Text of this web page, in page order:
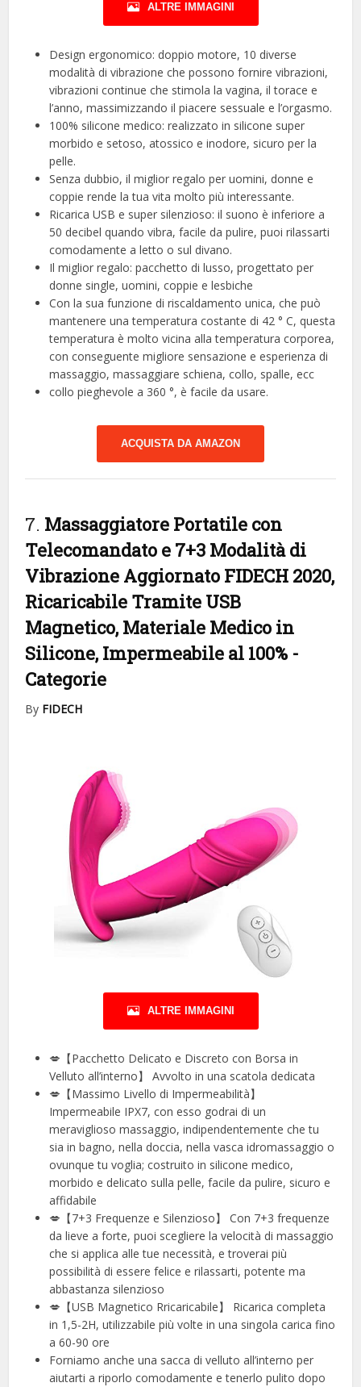
ALTRE IMMAGINI
Design ergonomico: doppio motore, 10 diverse
modalità di vibrazione che possono fornire vibrazioni,
vibrazioni continue che stimola la vagina, il torace e
l’anno, massimizzando il piacere sessuale e l’orgasmo.
100% silicone medico: realizzato in silicone super
morbido e setoso, atossico e inodore, sicuro per la
pelle.
Senza dubbio, il miglior regalo per uomini, donne e
coppie rende la tua vita molto più interessante.
Ricarica USB e super silenzioso: il suono è inferiore a
50 decibel quando vibra, facile da pulire, puoi rilassarti
comodamente a letto o sul divano.
Il miglior regalo: pacchetto di lusso, progettato per
donne single, uomini, coppie e lesbiche
Con la sua funzione di riscaldamento unica, che può
mantenere una temperatura costante di 42 ° C, questa
temperatura è molto vicina alla temperatura corporea,
con conseguente migliore sensazione e esperienza di
massaggio, massaggiare schiena, collo, spalle, ecc
collo pieghevole a 360 °, è facile da usare.
ACQUISTA DA AMAZON
7. Massaggiatore Portatile con
Telecomandato e 7+3 Modalità di
Vibrazione Aggiornato FIDECH 2020,
Ricaricabile Tramite USB
Magnetico, Materiale Medico in
Silicone, Impermeabile al 100% -
Categorie
By FIDECH
ALTRE IMMAGINI
💋【Pacchetto Delicato e Discreto con Borsa in
Velluto all’interno】 Avvolto in una scatola dedicata
💋【Massimo Livello di Impermeabilità】
Impermeabile IPX7, con esso godrai di un
meraviglioso massaggio, indipendentemente che tu
sia in bagno, nella doccia, nella vasca idromassaggio o
ovunque tu voglia; costruito in silicone medico,
morbido e delicato sulla pelle, facile da pulire, sicuro e
affidabile
💋【7+3 Frequenze e Silenzioso】 Con 7+3 frequenze
da lieve a forte, puoi scegliere la velocità di massaggio
che si applica alle tue necessità, e troverai più
possibilità di essere felice e rilassarti, potente ma
abbastanza silenzioso
💋【USB Magnetico Rricaricabile】 Ricarica completa
in 1,5-2H, utilizzabile più volte in una singola carica fino
a 60-90 ore
Forniamo anche una sacca di velluto all’interno per
aiutarti a riporlo comodamente e tenerlo pulito dopo